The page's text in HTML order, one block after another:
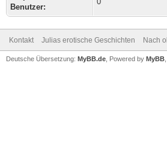
Benutzer:
Kontakt Julias erotische Geschichten Nach
Deutsche Übersetzung: MyBB.de , Powered by MyBB